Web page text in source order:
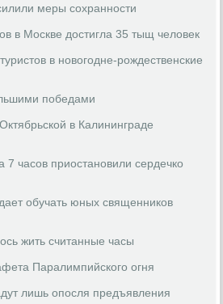
меры сохранности
в Москве достигла 35 тыщ человек
в новогодне-рождественские
победами
в Калининграде
7 часов приостановили сердечко
обучать юных священников
жить считанные часы
Паралимпийского огня
лишь опосля предъявления